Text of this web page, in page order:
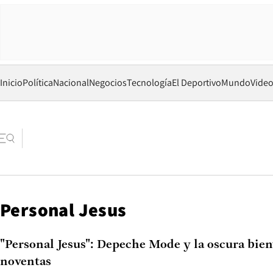
InicioPolíticaNacionalNegociosTecnologíaEl DeportivoMundo
Personal Jesus
"Personal Jesus": Depeche Mode y la oscura
noventas